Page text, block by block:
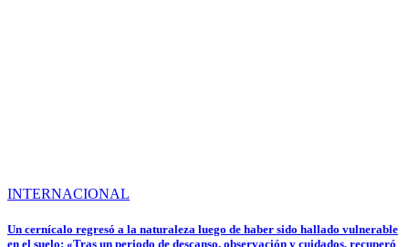
INTERNACIONAL
Un cernícalo regresó a la naturaleza luego de haber sido hallado vulnerable
en el suelo: «Tras un periodo de descanso, observación y cuidados, recuperó